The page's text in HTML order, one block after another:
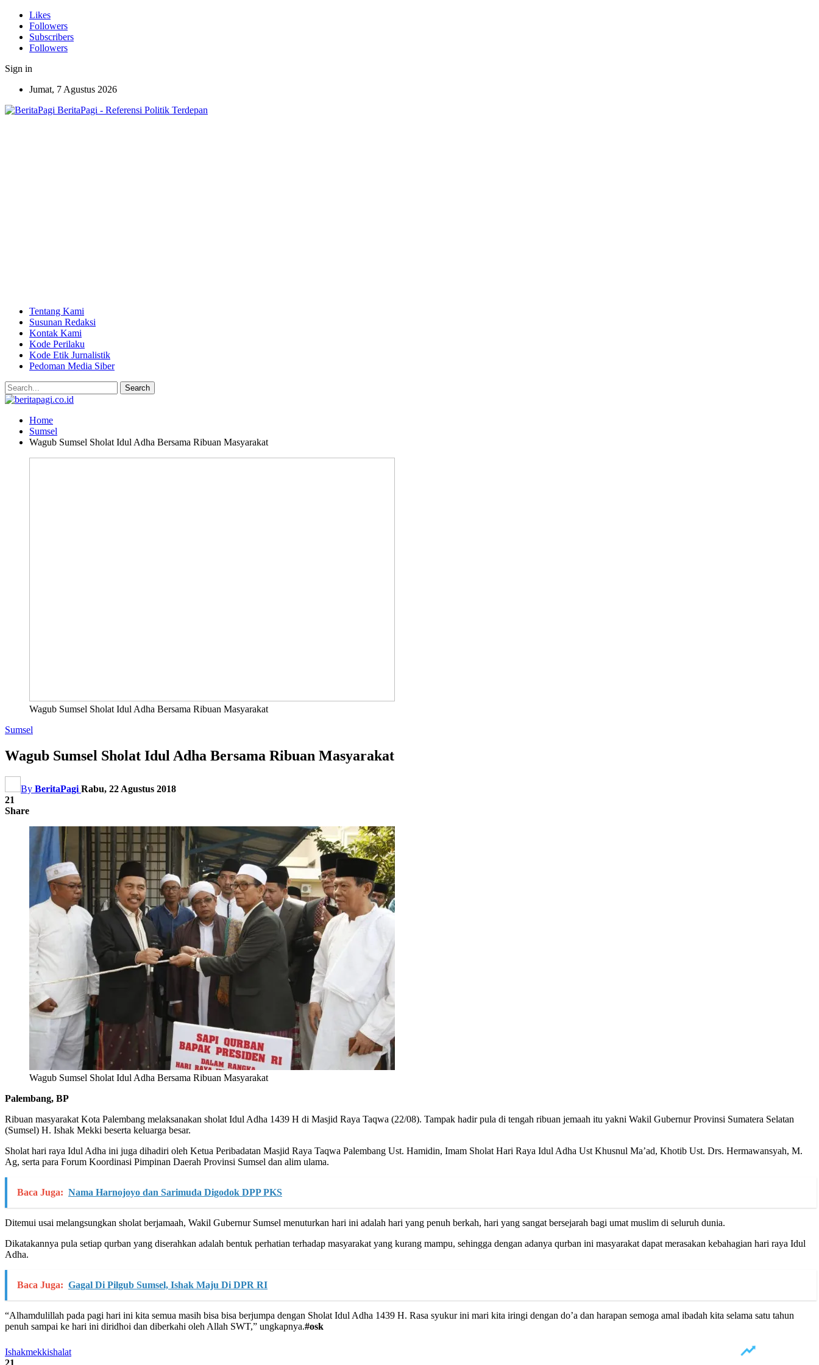
Likes
Followers
Subscribers
Followers
Sign in
Jumat, 7 Agustus 2026
BeritaPagi - Referensi Politik Terdepan
Tentang Kami
Susunan Redaksi
Kontak Kami
Kode Perilaku
Kode Etik Jurnalistik
Pedoman Media Siber
Home
Sumsel
Wagub Sumsel Sholat Idul Adha Bersama Ribuan Masyarakat
Wagub Sumsel Sholat Idul Adha Bersama Ribuan Masyarakat
Sumsel
Wagub Sumsel Sholat Idul Adha Bersama Ribuan Masyarakat
By BeritaPagi Rabu, 22 Agustus 2018
21
Share
Wagub Sumsel Sholat Idul Adha Bersama Ribuan Masyarakat
Palembang, BP
Ribuan masyarakat Kota Palembang melaksanakan sholat Idul Adha 1439 H di Masjid Raya Taqwa (22/08). Tampak hadir pula di tengah ribuan jemaah itu yakni Wakil Gubernur Provinsi Sumatera Selatan
(Sumsel) H. Ishak Mekki beserta keluarga besar.
Sholat hari raya Idul Adha ini juga dihadiri oleh Ketua Peribadatan Masjid Raya Taqwa Palembang Ust. Hamidin, Imam Sholat Hari Raya Idul Adha Ust Khusnul Ma’ad, Khotib Ust. Drs. Hermawansyah, M.
Ag, serta para Forum Koordinasi Pimpinan Daerah Provinsi Sumsel dan alim ulama.
Baca Juga: Nama Harnojoyo dan Sarimuda Digodok DPP PKS
Ditemui usai melangsungkan sholat berjamaah, Wakil Gubernur Sumsel menuturkan hari ini adalah hari yang penuh berkah, hari yang sangat bersejarah bagi umat muslim di seluruh dunia.
Dikatakannya pula setiap qurban yang diserahkan adalah bentuk perhatian terhadap masyarakat yang kurang mampu, sehingga dengan adanya qurban ini masyarakat dapat merasakan kebahagian hari raya Idul
Adha.
Baca Juga: Gagal Di Pilgub Sumsel, Ishak Maju Di DPR RI
“Alhamdulillah pada pagi hari ini kita semua masih bisa bisa berjumpa dengan Sholat Idul Adha 1439 H. Rasa syukur ini mari kita iringi dengan do’a dan harapan semoga amal ibadah kita selama satu tahun
penuh sampai ke hari ini diridhoi dan diberkahi oleh Allah SWT,” ungkapnya.#osk
Ishakmekkishalat
21